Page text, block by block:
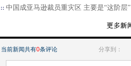
中国成亚马逊裁员重灾区 主要是“这阶层”
当前新闻共有0条评论 分享到：